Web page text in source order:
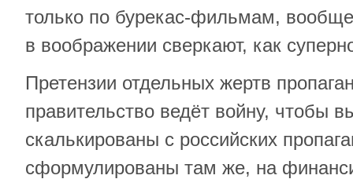
только по бурекас-фильмам, вообще
в воображении сверкают, как
Претензии отдельных жертв
правительство ведёт войну, чтобы
скалькированы с российских
сформулированы там же, на